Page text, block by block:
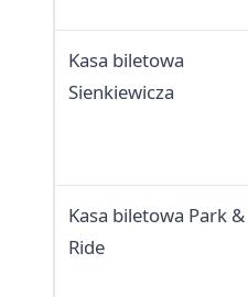
Kasa biletowa
Sienkiewicza
Kasa biletowa Park &
Ride